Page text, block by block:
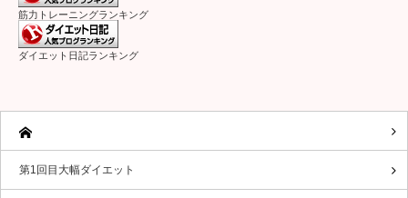
筋力トレーニングランキング
ダイエット日記ランキング
第1回目大幅ダイエット